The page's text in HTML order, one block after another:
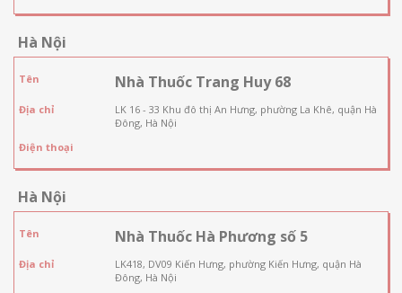
Hà Nội
Tên Nhà Thuốc Trang Huy 68
Địa chỉ
LK 16 - 33 Khu đô thị An Hưng, phường La Khê, quận Hà
Đông, Hà Nội
Điện thoại
Hà Nội
Tên Nhà Thuốc Hà Phương số 5
Địa chỉ
LK418, DV09 Kiến Hưng, phường Kiến Hưng, quận Hà
Đông, Hà Nội